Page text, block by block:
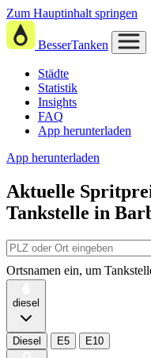
Zum Hauptinhalt springen
BesserTanken
Städte
Statistik
Insights
FAQ
App herunterladen
App herunterladen
Aktuelle
Tankstelle in
Ortsnamen ein, um
diesel
Diesel E5 E10